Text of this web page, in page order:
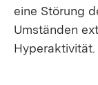
eine Störung
Umständen
Hyperaktivität.